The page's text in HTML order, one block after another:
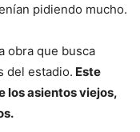
pidiendo mucho.
obra que busca
del estadio. Este
los asientos viejos,